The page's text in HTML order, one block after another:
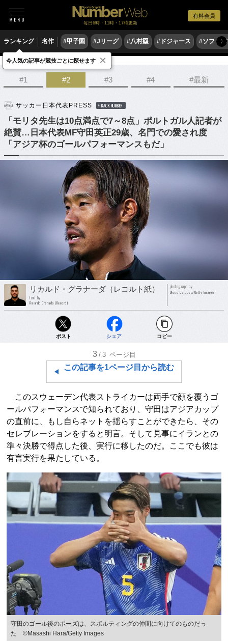
有料会員
毎日6時・11時・17時更新
ランキング 名作 #甲子園 #Jリーグ #八村塁 #ドジャース #ソフト〉
サッカー サッカー日本代表
#1 #2 #3 #4 #最新
サッカー日本代表PRESS BACK NUMBER
「モリタ先生は10点満点で7～8点」ポルトガル人記者が
絶賛…日本代表MF守田英正29歳、名門での愛され度
「アジア杯のゴールパフォーマンスもだ」
リカルド・グラナーダ（レコルト紙）
text by
Ricardo Granada (Record)
photograph by
Diogo Cardoso/Getty Images
ポスト シェア コピー
3 /3 ページ目
この記事を1ページ目から読む
このスウェーデン代表ストライカーは両手で顔を覆うゴ
ールパフォーマンスで知られており、守田はアジアカップ
の直前に、もし自らネットを揺らすことができたら、その
セレブレーションをすると明言。そして見事にイランとの
準々決勝で得点した後、実行に移したのだ。ここでも彼は
有言実行を果たしている。
守田のゴール後のポーズは、スポルティングの仲間に向けてのものだっ
た ©Masashi Hara/Getty Images
今人気の記事が競技ごとに探せます ×